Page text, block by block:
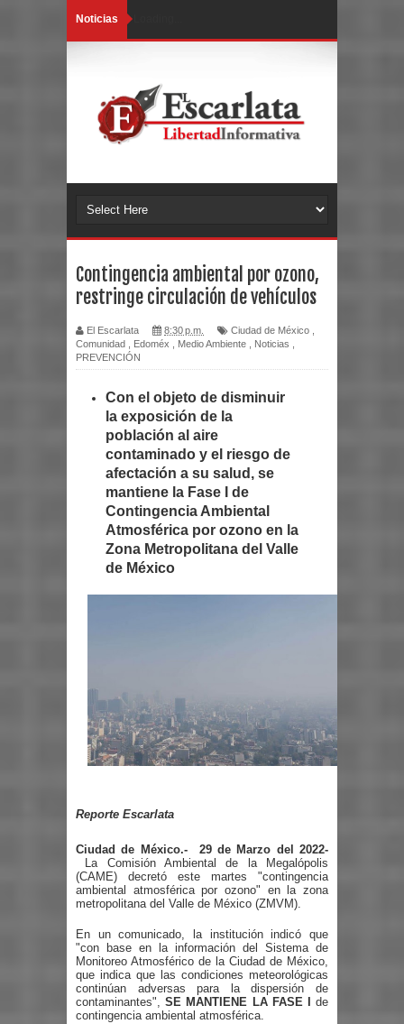
Noticias
Contingencia ambiental por ozono,
restringe circulación de vehículos
El Escarlata 8:30 p.m. Ciudad de México
Comunidad
Edoméx Medio Ambiente Noticias
PREVENCIÓN
Con el objeto de disminuir
la exposición de la
población al aire
contaminado y el riesgo de
afectación a su salud, se
mantiene la Fase I de
Contingencia Ambiental
Atmosférica por ozono en la
Zona Metropolitana del Valle
de México
Reporte Escarlata
Ciudad de México.-
29 de Marzo del 2022-
La Comisión Ambiental de la Megalópolis
(CAME) decretó este martes "contingencia
ambiental atmosférica por ozono" en la zona
metropolitana del Valle de México (ZMVM).
En un comunicado, la institución indicó que
"con base en la información del Sistema de
Monitoreo Atmosférico de la Ciudad de México,
que indica que las condiciones meteorológicas
continúan adversas para la dispersión de
contaminantes",SE MANTIENE LA FASE Ide
contingencia ambiental atmosférica.